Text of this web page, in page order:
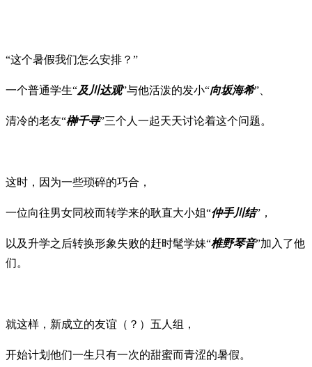
“这个暑假我们怎么安排？”
一个普通学生“及川达观”与他活泼的发小“向坂海希”、
清冷的老友“榊千寻”三个人一起天天讨论着这个问题。
这时，因为一些琐碎的巧合，
一位向往男女同校而转学来的耿直大小姐“仲手川结”，
以及升学之后转换形象失败的赶时髦学妹“椎野琴音”加入了他
们。
就这样，新成立的友谊（？）五人组，
开始计划他们一生只有一次的甜蜜而青涩的暑假。